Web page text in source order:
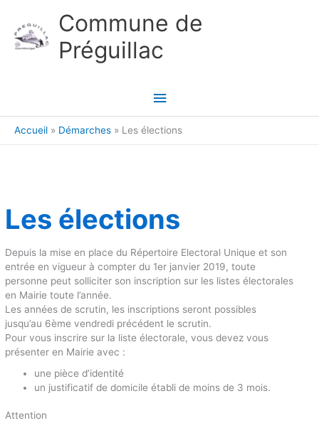
Commune de
Préguillac
Menu
principal
Accueil Démarches Les élections
Les élections
Depuis la mise en place du Répertoire Electoral Unique et son
entrée en vigueur à compter du 1er janvier 2019, toute
personne peut solliciter son inscription sur les listes électorales
en Mairie toute l’année.
Les années de scrutin, les inscriptions seront possibles
jusqu’au 6ème vendredi précédent le scrutin.
Pour vous inscrire sur la liste électorale, vous devez vous
présenter en Mairie avec :
une pièce d’identité
un justificatif de domicile établi de moins de 3 mois.
Attention